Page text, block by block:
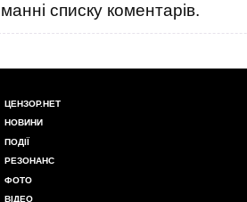
списку коментарів.
ЦЕНЗОР.НЕТ
НОВИНИ
ПОДІЇ
РЕЗОНАНС
ФОТО
ВІДЕО